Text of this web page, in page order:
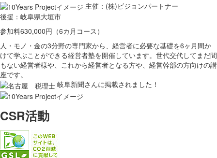
主催：(株)ビジョンパートナー
後援：岐阜県大垣市
参加料630,000円（6カ月コース）
人・モノ・金の3分野の専門家から、経営者に必要な基礎を6ヶ月間か
けて学ぶことができる経営者塾を開催しています。世代交代してまだ間
もない経営者様や、これから経営者となる方や、経営幹部の方向けの講
座です。
岐阜新聞さんに掲載されました！
CSR活動